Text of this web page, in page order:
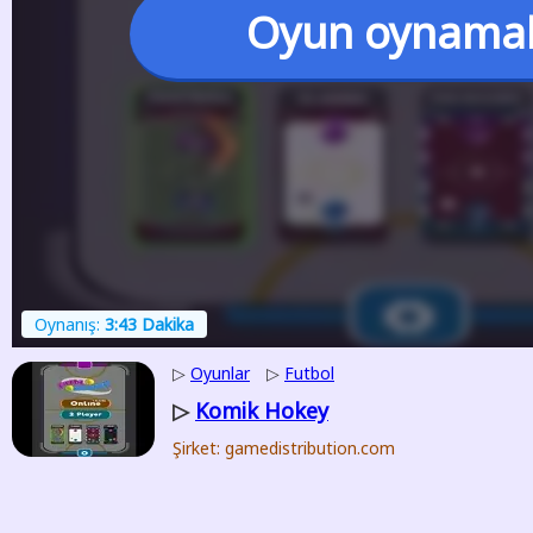
Oyun
Oynanış: 3:43 Dakika
▷ Oyunlar ▷ Futbol
▷ Komik Hokey
Şirket: gamedistribution.com